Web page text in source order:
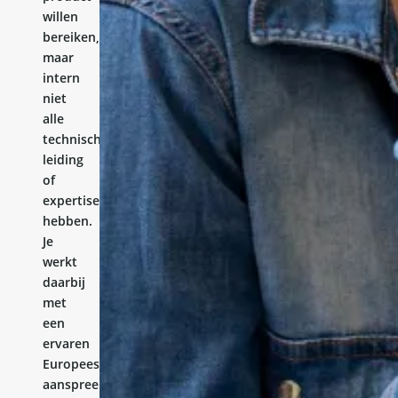
willen
bereiken,
maar
intern
niet
alle
technische
leiding
of
expertise
hebben.
Je
werkt
daarbij
met
een
ervaren
Europees
aanspreekpunt.